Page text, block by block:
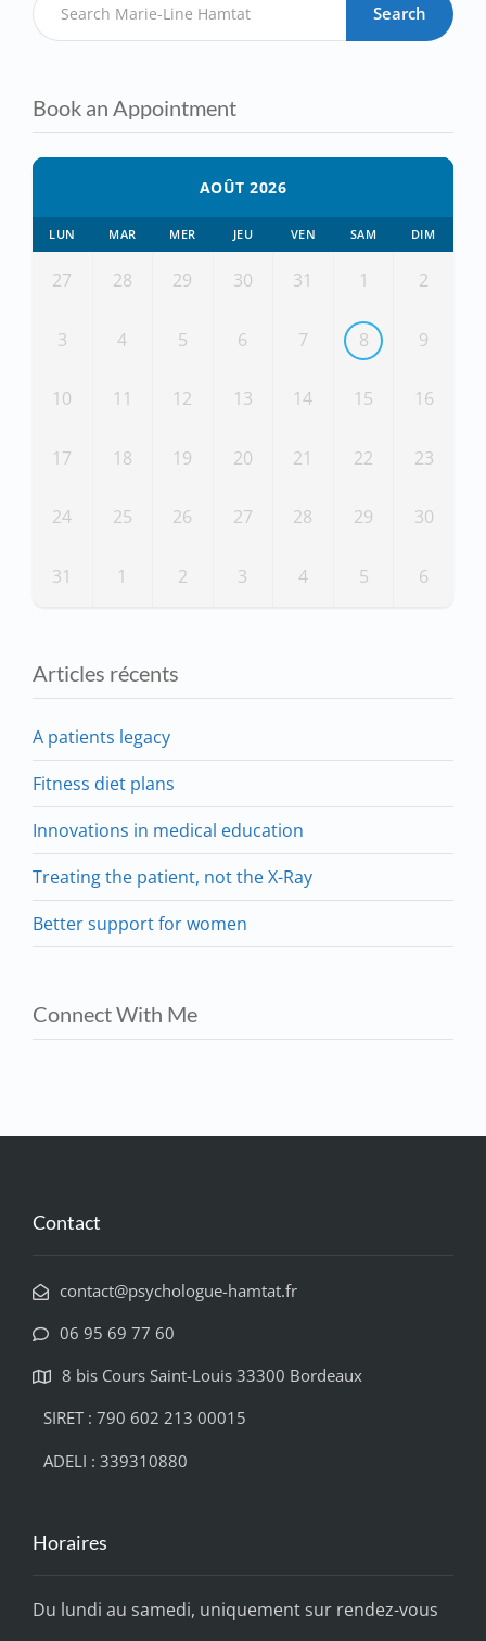
Search
Book an Appointment
AOÛT 2026
LUN MAR MER JEU VEN SAM DIM
27 28 29 30 31 1 2
3 4 5 6 7 8 9
10 11 12 13 14 15 16
17 18 19 20 21 22 23
24 25 26 27 28 29 30
31 1 2 3 4 5 6
Articles récents
A patients legacy
Fitness diet plans
Innovations in medical education
Treating the patient, not the X-Ray
Better support for women
Connect With Me
Contact
contact@psychologue-hamtat.fr
06 95 69 77 60
8 bis Cours Saint-Louis 33300 Bordeaux
SIRET : 790 602 213 00015
ADELI : 339310880
Horaires
Du lundi au samedi, uniquement sur rendez-vous